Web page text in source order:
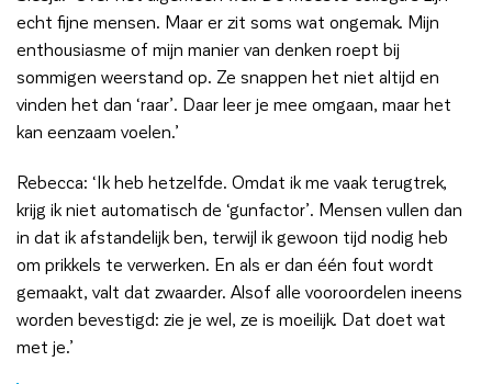
echt fijne mensen. Maar er zit soms wat ongemak. Mijn
enthousiasme of mijn manier van denken roept bij
sommigen weerstand op. Ze snappen het niet altijd en
vinden het dan ‘raar’. Daar leer je mee omgaan, maar het
kan eenzaam voelen.’
Rebecca: ‘Ik heb hetzelfde. Omdat ik me vaak terugtrek,
krijg ik niet automatisch de ‘gunfactor’. Mensen vullen dan
in dat ik afstandelijk ben, terwijl ik gewoon tijd nodig heb
om prikkels te verwerken. En als er dan één fout wordt
gemaakt, valt dat zwaarder. Alsof alle vooroordelen ineens
worden bevestigd: zie je wel, ze is moeilijk. Dat doet wat
met je.’